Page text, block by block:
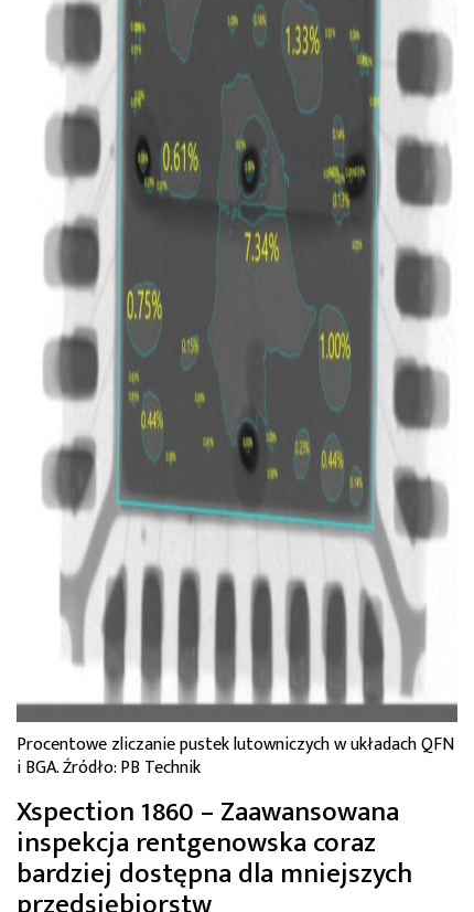
Procentowe zliczanie pustek lutowniczych w układach QFN
i BGA. Źródło: PB Technik
Xspection 1860 – Zaawansowana
inspekcja rentgenowska coraz
bardziej dostępna dla mniejszych